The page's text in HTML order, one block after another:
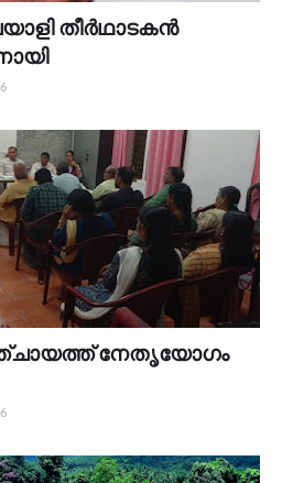
തീർഥാടകൻ
നേതൃയോഗം